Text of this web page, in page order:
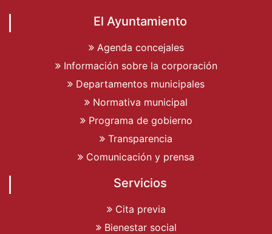
El Ayuntamiento
Agenda concejales
Información sobre la corporación
Departamentos municipales
Normativa municipal
Programa de gobierno
Transparencia
Comunicación y prensa
Servicios
Cita previa
Bienestar social